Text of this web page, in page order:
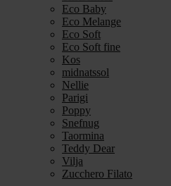
Eco Baby
Eco Melange
Eco Soft
Eco Soft fine
Kos
midnatssol
Nellie
Parigi
Poppy
Snefnug
Taormina
Teddy Dear
Vilja
Zucchero Filato